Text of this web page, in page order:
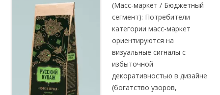
(Масс-маркет / Бюджетный
сегмент): Потребители
категории масс-маркет
ориентируются на
визуальные сигналы с
избыточной
декоративностью в дизайне
(богатство узоров,